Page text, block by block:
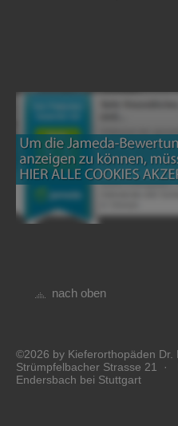
nach oben
©2026 by Kieferorthopäden Dr.
Strümpfelbacher Strasse 21 ·
Endersbach bei Stuttgart